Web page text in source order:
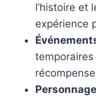
l’histoire et
expérience